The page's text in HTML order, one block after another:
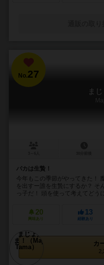
No.27
まじ
バカは生贄！
今年もこの季節がやってきた！
を出すー誰を生贄にするか？ そ
っ子だ！ 頭を使って考えてどう
20
興味あり
13
経験あり
カ